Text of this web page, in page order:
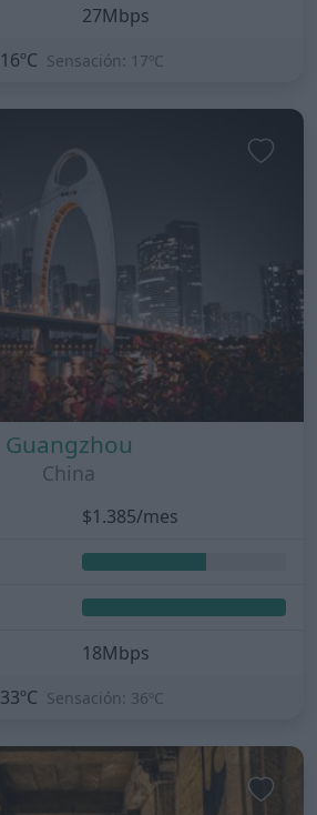
27Mbps
16ºC Sensación: 17ºC
Guangzhou
China
$1.385/mes
18Mbps
33ºC Sensación: 36ºC